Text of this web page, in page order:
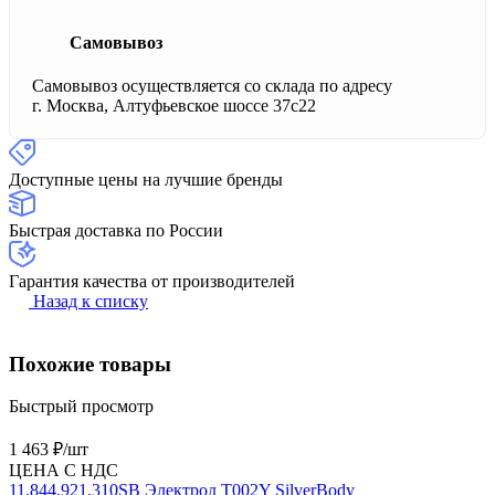
Самовывоз
Самовывоз осуществляется со склада по адресу
г. Москва, Алтуфьевское шоссе 37с22
Доступные цены на лучшие бренды
Быстрая доставка по России
Гарантия качества от производителей
Назад к списку
Похожие товары
Быстрый просмотр
1 463 ₽/шт
ЦЕНА С НДС
11.844.921.310SB Электрод T002Y SilverBody